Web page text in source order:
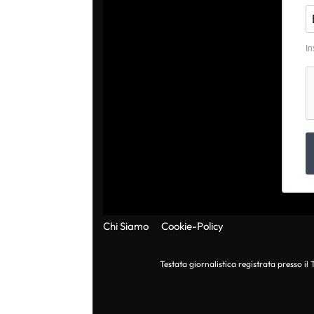
Chi Siamo Cookie-Policy
Testata giornalistica registrata presso il